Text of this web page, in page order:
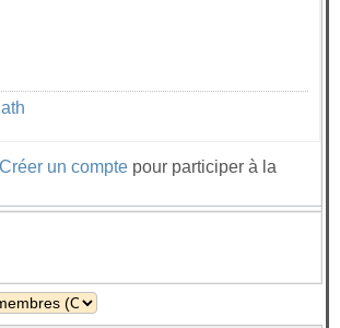
Créer un compte pour participer à la